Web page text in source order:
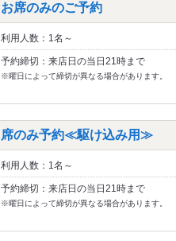
お席のみのご予約
利用人数：1名～
予約締切：来店日の当日21時まで
※曜日によって締切が異なる場合があります。
席のみ予約≪駆け込み用≫
利用人数：1名～
予約締切：来店日の当日21時まで
※曜日によって締切が異なる場合があります。